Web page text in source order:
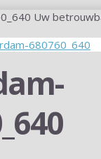
Uw
680760_640